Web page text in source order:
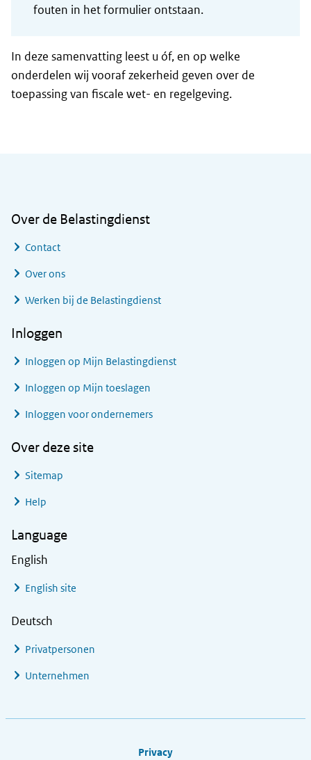
fouten in het formulier ontstaan.
In deze samenvatting leest u óf, en op welke
onderdelen wij vooraf zekerheid geven over de
toepassing van fiscale wet- en regelgeving.
Over de Belastingdienst
Contact
Over ons
Werken bij de Belastingdienst
Inloggen
Inloggen op Mijn Belastingdienst
Inloggen op Mijn toeslagen
Inloggen voor ondernemers
Over deze site
Sitemap
Help
Language
English
English site
Deutsch
Privatpersonen
Unternehmen
Privacy